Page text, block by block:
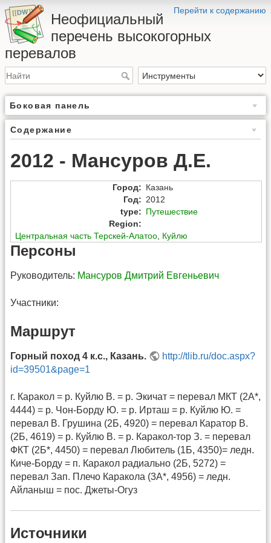
Перейти к содержанию
Неофициальный
перечень высокогорных
перевалов
Боковая панель
Содержание
2012 - Мансуров Д.Е.
Город: Казань
Год: 2012
type: Путешествие
Region:
Центральная часть Терскей-Алатоо, Куйлю
Персоны
Руководитель: Мансуров Дмитрий Евгеньевич
Участники:
Маршрут
Горный поход 4 к.с., Казань.
http://tlib.ru/doc.aspx?
id=39501&page=1
г. Каракол = р. Куйлю В. = р. Экичат = перевал МКТ (2А*,
4444) = р. Чон-Борду Ю. = р. Ирташ = р. Куйлю Ю. =
перевал В. Грушина (2Б, 4920) = перевал Каратор В.
(2Б, 4619) = р. Куйлю В. = р. Каракол-тор З. = перевал
ФКТ (2Б*, 4450) = перевал Любитель (1Б, 4350)= ледн.
Киче-Борду = п. Каракол радиально (2Б, 5272) =
перевал Зап. Плечо Каракола (3А*, 4956) = ледн.
Айланыш = пос. Джеты-Огуз
Источники